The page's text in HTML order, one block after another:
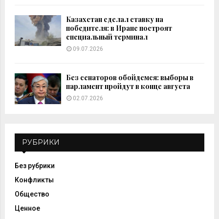
Казахстан сделал ставку на
победителя: в Иране построят
специальный терминал
09.07.2026
Без сенаторов обойдемся: выборы в
парламент пройдут в конце августа
02.07.2026
РУБРИКИ
Без рубрики
Конфликты
Общество
Ценное